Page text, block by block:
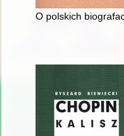
O polskich